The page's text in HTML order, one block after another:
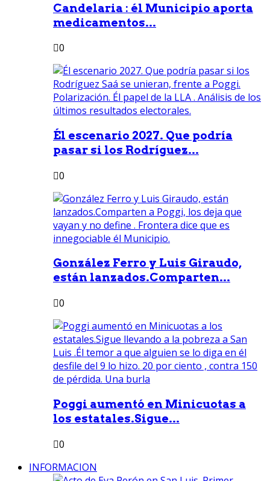
Candelaria : él Municipio aporta
medicamentos...
0
Él escenario 2027. Que podría
pasar si los Rodríguez...
0
González Ferro y Luis Giraudo,
están lanzados.Comparten...
0
Poggi aumentó en Minicuotas a
los estatales.Sigue...
0
INFORMACION